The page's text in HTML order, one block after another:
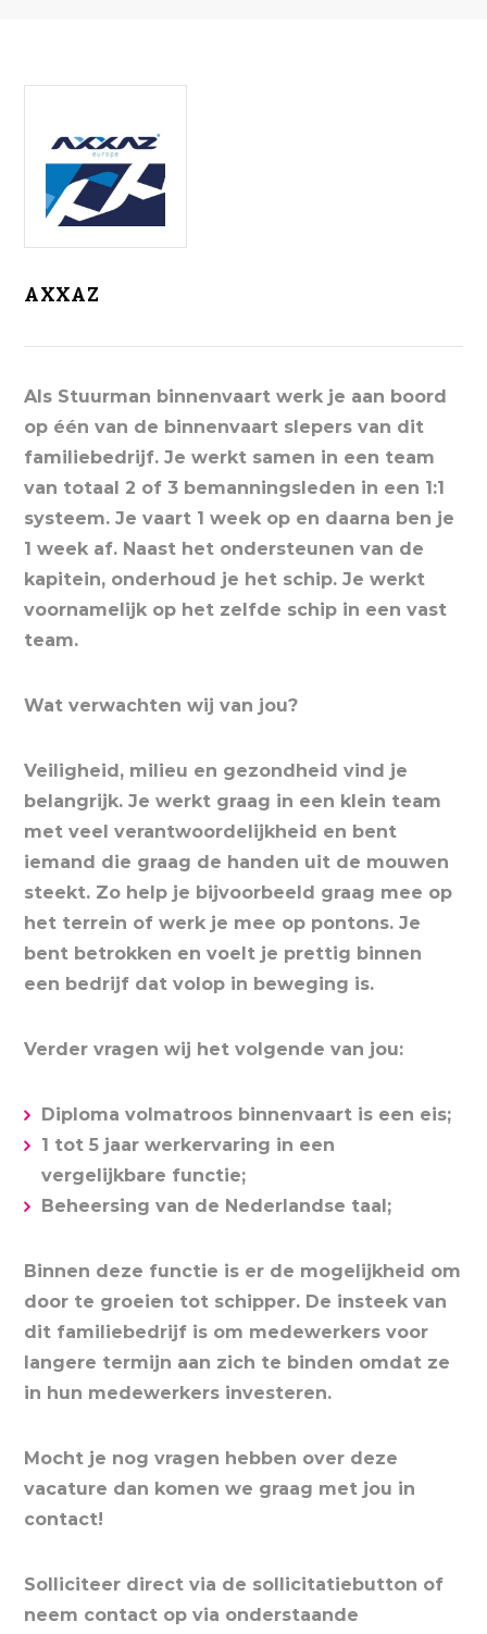
AXXAZ
Als Stuurman binnenvaart werk je aan boord
op één van de binnenvaart slepers van dit
familiebedrijf. Je werkt samen in een team
van totaal 2 of 3 bemanningsleden in een 1:1
systeem. Je vaart 1 week op en daarna ben je
1 week af. Naast het ondersteunen van de
kapitein, onderhoud je het schip. Je werkt
voornamelijk op het zelfde schip in een vast
team.
Wat verwachten wij van jou?
Veiligheid, milieu en gezondheid vind je
belangrijk. Je werkt graag in een klein team
met veel verantwoordelijkheid en bent
iemand die graag de handen uit de mouwen
steekt. Zo help je bijvoorbeeld graag mee op
het terrein of werk je mee op pontons. Je
bent betrokken en voelt je prettig binnen
een bedrijf dat volop in beweging is.
Verder vragen wij het volgende van jou:
Diploma volmatroos binnenvaart is een eis;
1 tot 5 jaar werkervaring in een
vergelijkbare functie;
Beheersing van de Nederlandse taal;
Binnen deze functie is er de mogelijkheid om
door te groeien tot schipper. De insteek van
dit familiebedrijf is om medewerkers voor
langere termijn aan zich te binden omdat ze
in hun medewerkers investeren.
Mocht je nog vragen hebben over deze
vacature dan komen we graag met jou in
contact!
Solliciteer direct via de sollicitatiebutton of
neem contact op via onderstaande